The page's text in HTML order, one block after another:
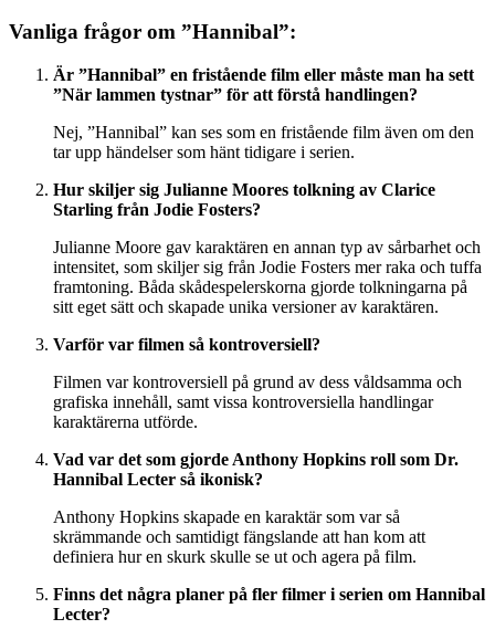
Vanliga frågor om ”Hannibal”:
Är ”Hannibal” en fristående film eller måste man ha sett
”När lammen tystnar” för att förstå handlingen?
Nej, ”Hannibal” kan ses som en fristående film även om den
tar upp händelser som hänt tidigare i serien.
Hur skiljer sig Julianne Moores tolkning av Clarice
Starling från Jodie Fosters?
Julianne Moore gav karaktären en annan typ av sårbarhet och
intensitet, som skiljer sig från Jodie Fosters mer raka och tuffa
framtoning. Båda skådespelerskorna gjorde tolkningarna på
sitt eget sätt och skapade unika versioner av karaktären.
Varför var filmen så kontroversiell?
Filmen var kontroversiell på grund av dess våldsamma och
grafiska innehåll, samt vissa kontroversiella handlingar
karaktärerna utförde.
Vad var det som gjorde Anthony Hopkins roll som Dr.
Hannibal Lecter så ikonisk?
Anthony Hopkins skapade en karaktär som var så
skrämmande och samtidigt fängslande att han kom att
definiera hur en skurk skulle se ut och agera på film.
Finns det några planer på fler filmer i serien om Hannibal
Lecter?